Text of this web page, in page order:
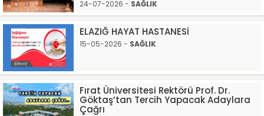
24-07-2026 - SAĞLIK
ELAZIĞ HAYAT HASTANESİ
15-05-2026 - SAĞLIK
Fırat Üniversitesi Rektörü Prof. Dr.
Göktaş’tan Tercih Yapacak Adaylara
Çağrı